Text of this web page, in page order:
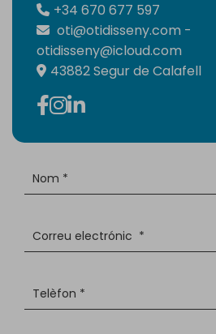
+34 670 677 597
oti@otidisseny.com -
otidisseny@icloud.com
43882 Segur de Calafell